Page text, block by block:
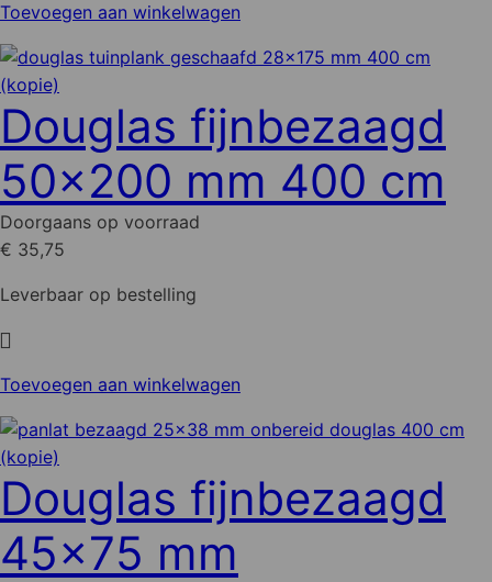
Toevoegen aan winkelwagen
Douglas fijnbezaagd
50x200 mm 400 cm
Doorgaans op voorraad
€ 35,75
Leverbaar op bestelling
Toevoegen aan winkelwagen
Douglas fijnbezaagd
45x75 mm